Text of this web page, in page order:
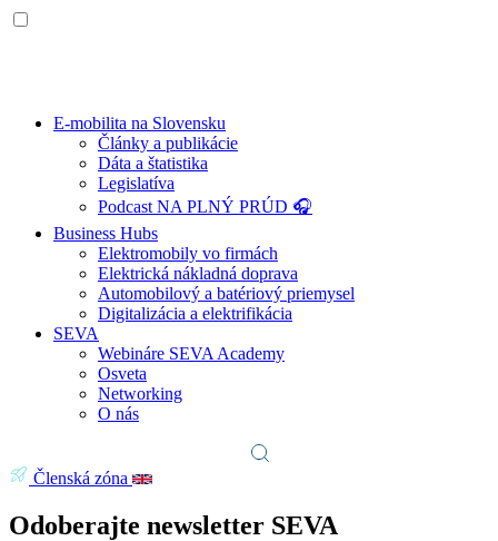
E-mobilita na Slovensku
Články a publikácie
Dáta a štatistika
Legislatíva
Podcast NA PLNÝ PRÚD 🎧
Business Hubs
Elektromobily vo firmách
Elektrická nákladná doprava
Automobilový a batériový priemysel
Digitalizácia a elektrifikácia
SEVA
Webináre SEVA Academy
Osveta
Networking
O nás
Členská zóna
Odoberajte newsletter SEVA